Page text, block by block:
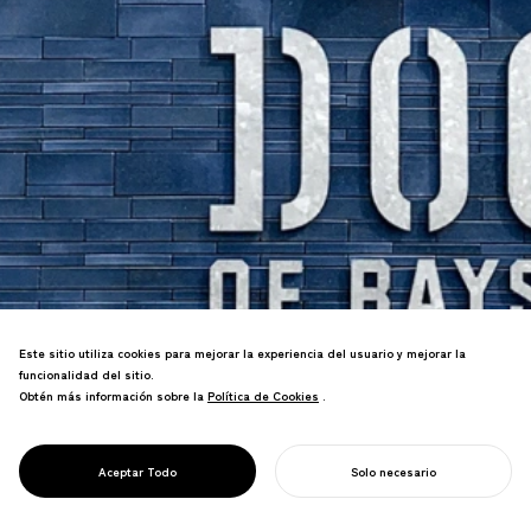
PROJECT
BAYSTARS
YOKOSUKA
Símbolo estrella característico del
Yokosuka integrada en toda la
Este sitio utiliza cookies para mejorar la experiencia del usuario y mejorar la
funcionalidad del sitio.
Obtén más información sobre la Política de Cookies
Política de Cookies .
Aceptar Todo Solo necesario